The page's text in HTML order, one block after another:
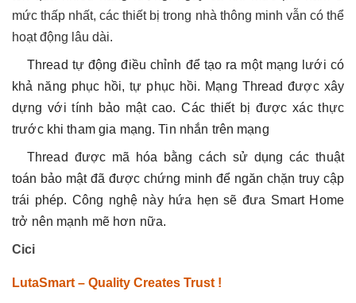
mức thấp nhất, các thiết bị trong nhà thông minh vẫn có thể
hoạt động lâu dài.
Thread tự động điều chỉnh để tạo ra một mạng lưới có
khả năng phục hồi, tự phục hồi. Mạng Thread được xây
dựng với tính bảo mật cao. Các thiết bị được xác thực
trước khi tham gia mạng. Tin nhắn trên mạng
Thread được mã hóa bằng cách sử dụng các thuật
toán bảo mật đã được chứng minh để ngăn chặn truy cập
trái phép. Công nghệ này hứa hẹn sẽ đưa Smart Home
trở nên mạnh mẽ hơn nữa.
Cici
LutaSmart – Quality Creates Trust !